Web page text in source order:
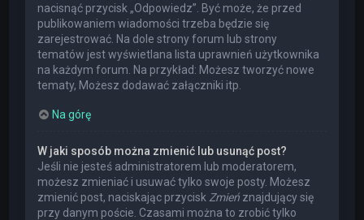
nacisnąć przycisk „Odpowiedz”. Być może, że przed
publikowaniem wiadomości trzeba będzie się
zarejestrować. Na dole strony forum lub strony
tematów jest wyświetlana lista uprawnień użytkownika
na każdym forum. Na przykład: Możesz tworzyć nowe
tematy, Możesz dodawać załączniki itp.
Na górę
W jaki sposób można zmienić lub usunąć post?
Jeśli nie jesteś administratorem lub moderatorem,
możesz zmieniać i usuwać tylko swoje posty. Możesz
zmienić post, naciskając przycisk Zmień znajdujący się
przy danym poście. Czasami można to zrobić tylko